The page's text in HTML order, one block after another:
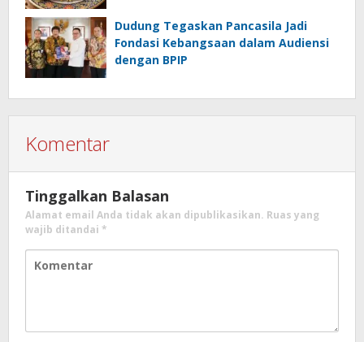
Dudung Tegaskan Pancasila Jadi
Fondasi Kebangsaan dalam Audiensi
dengan BPIP
Komentar
Tinggalkan Balasan
Alamat email Anda tidak akan dipublikasikan. Ruas yang
wajib ditandai *